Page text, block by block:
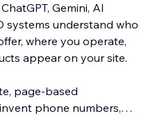
Gemini, AI
systems understand who
where you operate,
appear on your site.
page-based
phone numbers,